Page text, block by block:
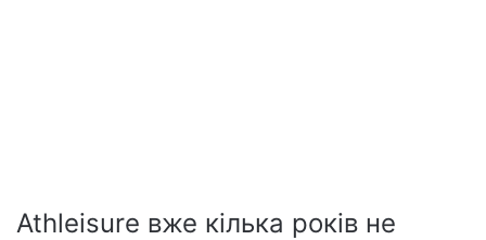
Athleisure вже кілька років не